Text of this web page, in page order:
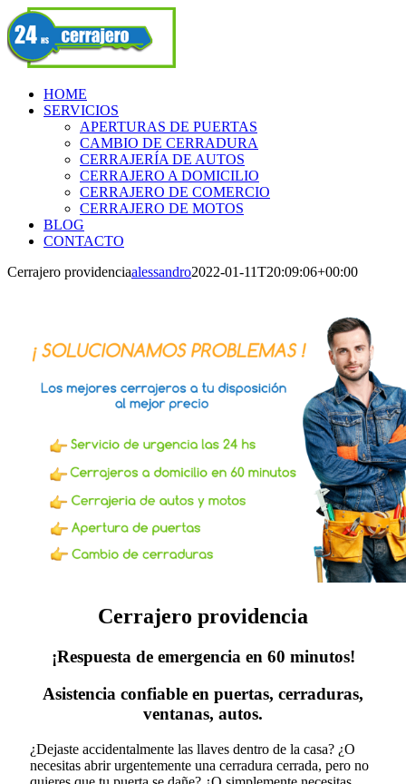
Skip
to
content
Facebook
HOME
SERVICIOS
APERTURAS DE PUERTAS
CAMBIO DE CERRADURA
CERRAJERÍA DE AUTOS
CERRAJERO A DOMICILIO
CERRAJERO DE COMERCIO
CERRAJERO DE MOTOS
BLOG
CONTACTO
Cerrajero providenciaalessandro2022-01-11T20:09:06+00:00
Cerrajero providencia
¡Respuesta de emergencia en 60 minutos!
Asistencia confiable en puertas, cerraduras,
ventanas, autos.
¿Dejaste accidentalmente las llaves dentro de la casa? ¿O
necesitas abrir urgentemente una cerradura cerrada, pero no